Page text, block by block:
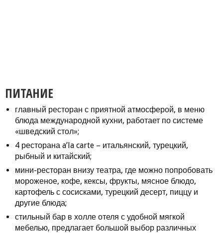
ПИТАНИЕ
главный ресторан с приятной атмосферой, в меню
блюда международной кухни, работает по системе
«шведский стол»;
4 ресторана a’la carte – итальянский, турецкий,
рыбный и китайский;
мини-ресторан внизу театра, где можно попробовать
мороженое, кофе, кексы, фрукты, мясное блюдо,
картофель с сосисками, турецкий десерт, пиццу и
другие блюда;
стильный бар в холле отеля с удобной мягкой
мебелью, предлагает большой выбор различных